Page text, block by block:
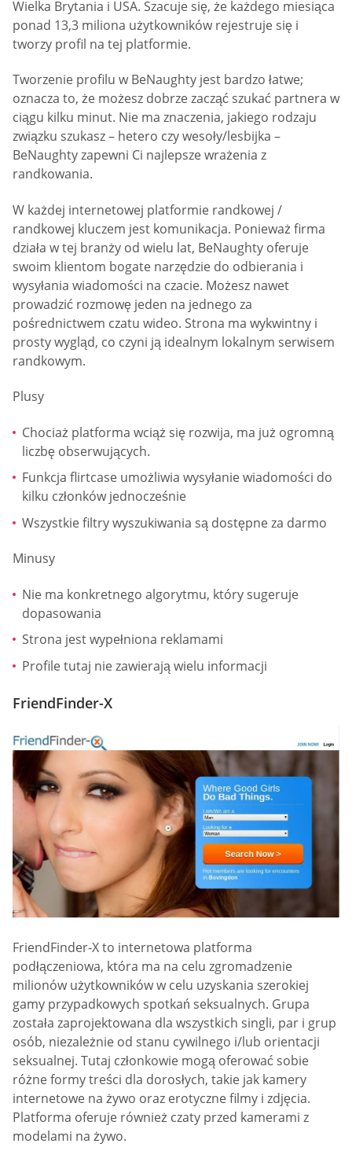
Wielka Brytania i USA. Szacuje się, że każdego miesiąca
ponad 13,3 miliona użytkowników rejestruje się i
tworzy profil na tej platformie.
Tworzenie profilu w BeNaughty jest bardzo łatwe;
oznacza to, że możesz dobrze zacząć szukać partnera w
ciągu kilku minut. Nie ma znaczenia, jakiego rodzaju
związku szukasz – hetero czy wesoły/lesbijka –
BeNaughty zapewni Ci najlepsze wrażenia z
randkowania.
W każdej internetowej platformie randkowej /
randkowej kluczem jest komunikacja. Ponieważ firma
działa w tej branży od wielu lat, BeNaughty oferuje
swoim klientom bogate narzędzie do odbierania i
wysyłania wiadomości na czacie. Możesz nawet
prowadzić rozmowę jeden na jednego za
pośrednictwem czatu wideo. Strona ma wykwintny i
prosty wygląd, co czyni ją idealnym lokalnym serwisem
randkowym.
Plusy
Chociaż platforma wciąż się rozwija, ma już ogromną
liczbę obserwujących.
Funkcja flirtcase umożliwia wysyłanie wiadomości do
kilku członków jednocześnie
Wszystkie filtry wyszukiwania są dostępne za darmo
Minusy
Nie ma konkretnego algorytmu, który sugeruje
dopasowania
Strona jest wypełniona reklamami
Profile tutaj nie zawierają wielu informacji
FriendFinder-X
FriendFinder-X to internetowa platforma
podłączeniowa, która ma na celu zgromadzenie
milionów użytkowników w celu uzyskania szerokiej
gamy przypadkowych spotkań seksualnych. Grupa
została zaprojektowana dla wszystkich singli, par i grup
osób, niezależnie od stanu cywilnego i/lub orientacji
seksualnej. Tutaj członkowie mogą oferować sobie
różne formy treści dla dorosłych, takie jak kamery
internetowe na żywo oraz erotyczne filmy i zdjęcia.
Platforma oferuje również czaty przed kamerami z
modelami na żywo.